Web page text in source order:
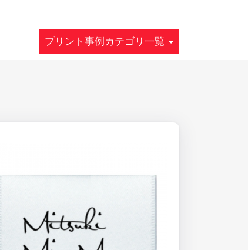
プリント事例カテゴリ一覧